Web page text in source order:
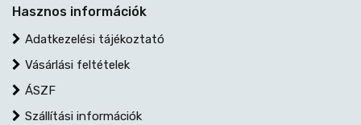
Hasznos információk
Adatkezelési tájékoztató
Vásárlási feltételek
ÁSZF
Szállítási információk